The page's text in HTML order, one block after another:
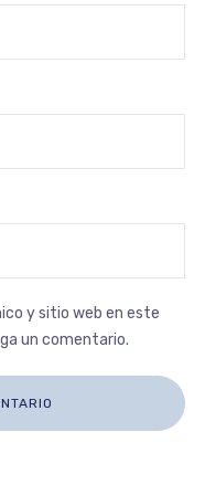
y sitio web en este
un comentario.